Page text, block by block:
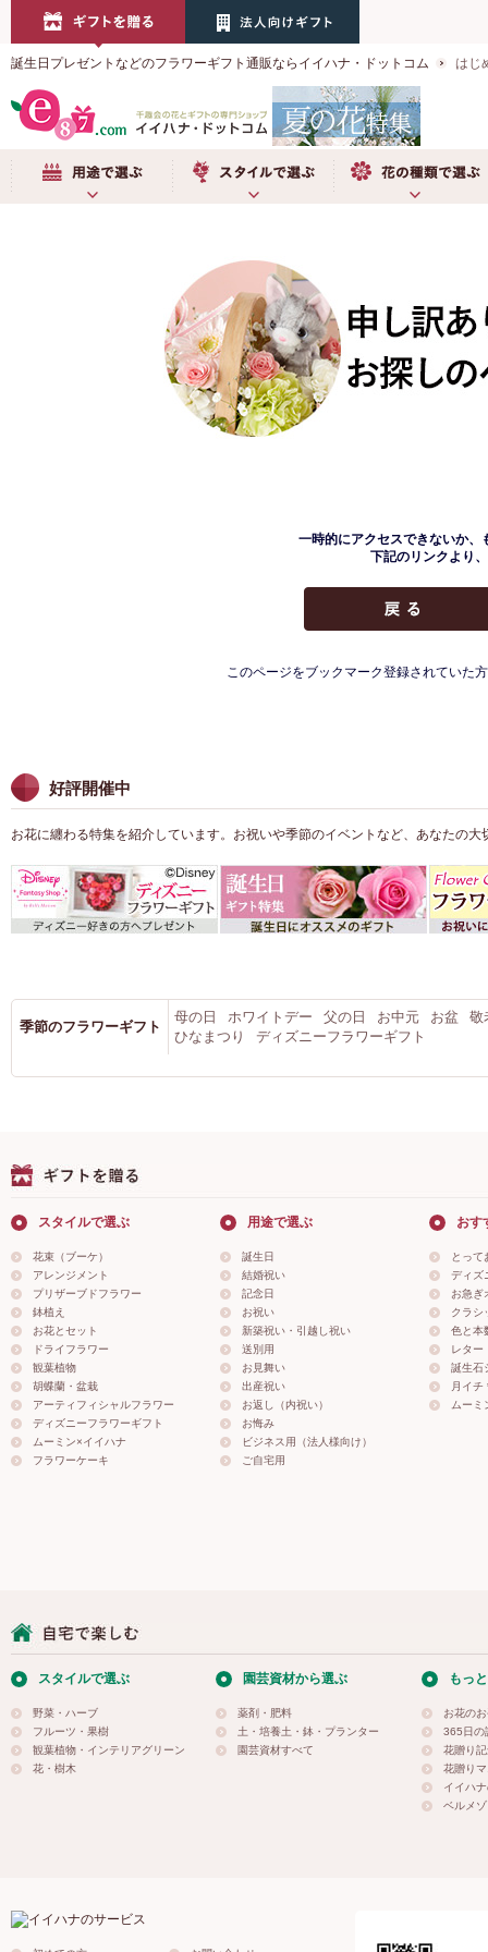
誕生日プレゼントなどのフラワーギフト通販ならイイハナ・ドットコム はじ
一時的にアクセスできないか、
下記のリンクより
このページをブックマーク登録されていた
好評開催中
お花に纏わる特集を紹介しています。お祝いや季節のイベントなど、あなたの
季節のフラワーギフト
母の日 ホワイトデー 父の日 お中元 お盆
敬
ひなまつり
ディズニーフラワーギフト
スタイルで選ぶ
花束（ブーケ）
アレンジメント
プリザーブドフラワー
鉢植え
お花とセット
ドライフラワー
観葉植物
胡蝶蘭・盆栽
アーティフィシャルフラワー
ディズニーフラワーギフト
ムーミン×イイハナ
フラワーケーキ
用途で選ぶ
誕生日
結婚祝い
記念日
お祝い
新築祝い・引越し祝い
送別用
お見舞い
出産祝い
お返し（内祝い）
お悔み
ビジネス用（法人様向け）
ご自宅用
おす
とって
ディズ
お急ぎ
クラシ
色と本
レター
誕生石
月イチ
ムーミ
スタイルで選ぶ
野菜・ハーブ
フルーツ・果樹
観葉植物・インテリアグリーン
花・樹木
園芸資材から選ぶ
薬剤・肥料
土・培養土・鉢・プランター
園芸資材すべて
もっ
お花の
365日の
花贈り
花贈り
イイハ
ベルメ